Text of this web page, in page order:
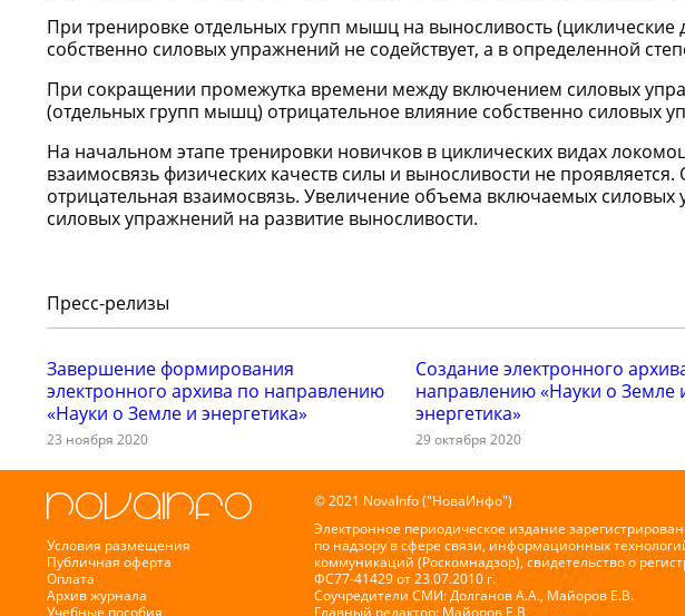
При тренировке отдельных групп мышц на выносливость
собственно силовых упражнений не содействует, а в определенной
При сокращении промежутка времени между включением силовых
(отдельных групп мышц) отрицательное влияние собственно силовых
На начальном этапе тренировки новичков в циклических видах
взаимосвязь физических качеств силы и выносливости не
отрицательная взаимосвязь. Увеличение объема включаемых силовых
силовых упражнений на развитие выносливости.
Пресс-релизы
Завершение формирования
электронного архива по направлению
«Науки о Земле и энергетика»
23 ноября 2020
Создание электронного
направлению «Науки о Земле
энергетика»
29 октября 2020
Условия размещения
Публичная оферта
Оплата
Архив журнала
Учебные пособия
© 2021 NovaInfo ("НоваИнфо")
Электронное периодическое издание
по надзору в сфере связи, информационных
коммуникаций (Роскомнадзор), свидетельство о
ФС77-41429 от 23.07.2010 г.
Соучредители СМИ: Долганов А.А., Майоров Е.В.
Главный редактор: Майоров Е.В